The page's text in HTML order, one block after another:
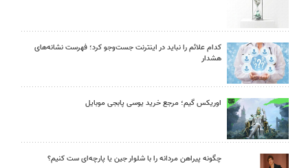
کدام علائم را نباید در اینترنت جست‌وجو کرد؛ فهرست نشانه‌های
هشدار
اوریکس گیم؛ مرجع خرید یوسی پابجی موبایل
چگونه پیراهن مردانه را با شلوار جین یا پارچه‌ای ست کنیم؟